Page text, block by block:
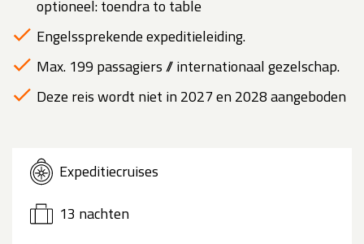
optioneel: toendra to table
Engelssprekende expeditieleiding.
Max. 199 passagiers // internationaal gezelschap.
Deze reis wordt niet in 2027 en 2028 aangeboden
Expeditiecruises
13 nachten